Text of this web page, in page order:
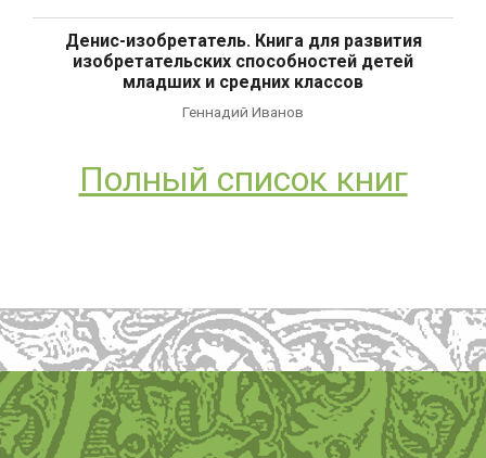
Денис-изобретатель. Книга для развития
изобретательских способностей детей
младших и средних классов
Геннадий Иванов
Полный список книг